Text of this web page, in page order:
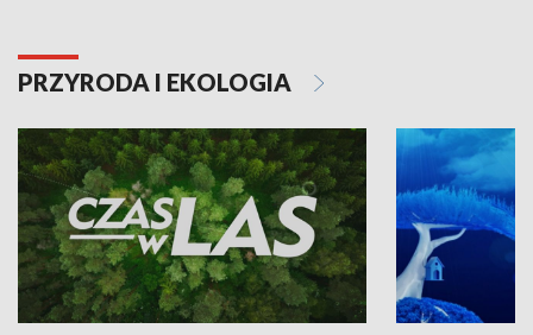
PRZYRODA I EKOLOGIA